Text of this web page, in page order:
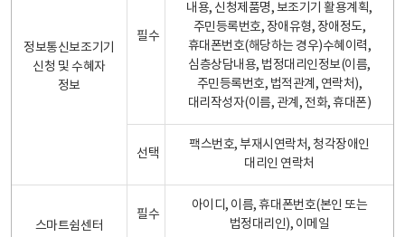
정보통신보조기기
신청 및 수혜자
정보
필수
내용, 신청제품명, 보조기기 활용계획,
주민등록번호, 장애유형, 장애정도,
휴대폰번호(해당하는 경우)수혜이력,
심층상담내용, 법정대리인정보(이름,
주민등록번호, 법적관계, 연락처),
대리작성자(이름, 관계, 전화, 휴대폰)
선택
팩스번호, 부재시연락처, 청각장애인
대리인 연락처
스마트쉼센터
필수
아이디, 이름, 휴대폰번호(본인 또는
법정대리인), 이메일